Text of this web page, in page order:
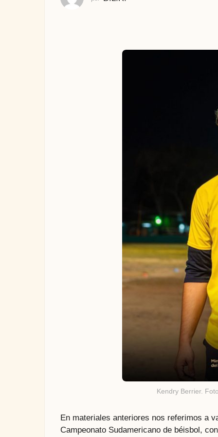
Kendry Berrier.
En materiales anteriores nos referimos a
Campeonato Sudamericano de béisbol,